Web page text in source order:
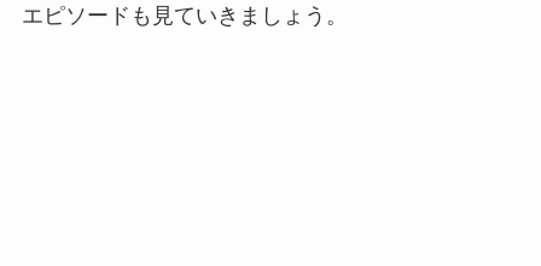
エピソードも見ていきましょう。